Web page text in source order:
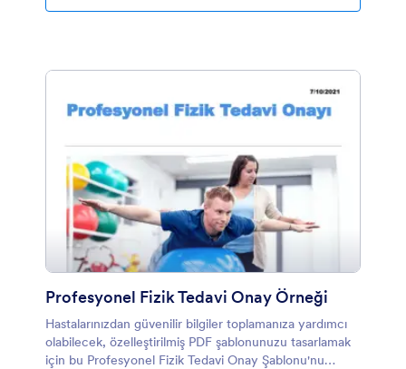
Profesyonel Fizik Tedavi Onay Örneği
Hastalarınızdan güvenilir bilgiler toplamanıza yardımcı
olabilecek, özelleştirilmiş PDF şablonunuzu tasarlamak
için bu Profesyonel Fizik Tedavi Onay Şablonu'nu